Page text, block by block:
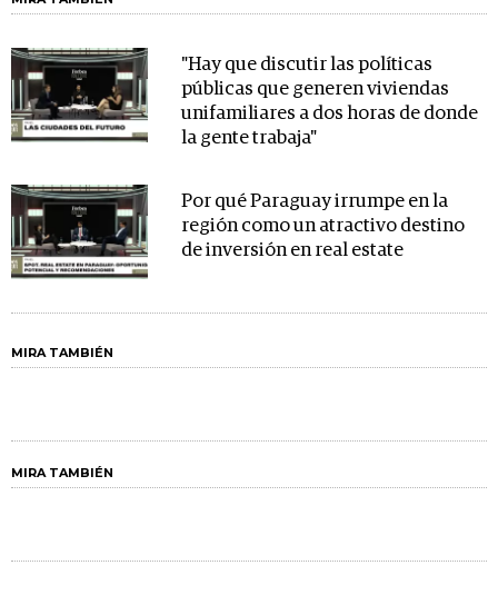
"Hay que discutir las políticas
públicas que generen viviendas
unifamiliares a dos horas de donde
la gente trabaja"
Por qué Paraguay irrumpe en la
región como un atractivo destino
de inversión en real estate
MIRA TAMBIÉN
MIRA TAMBIÉN